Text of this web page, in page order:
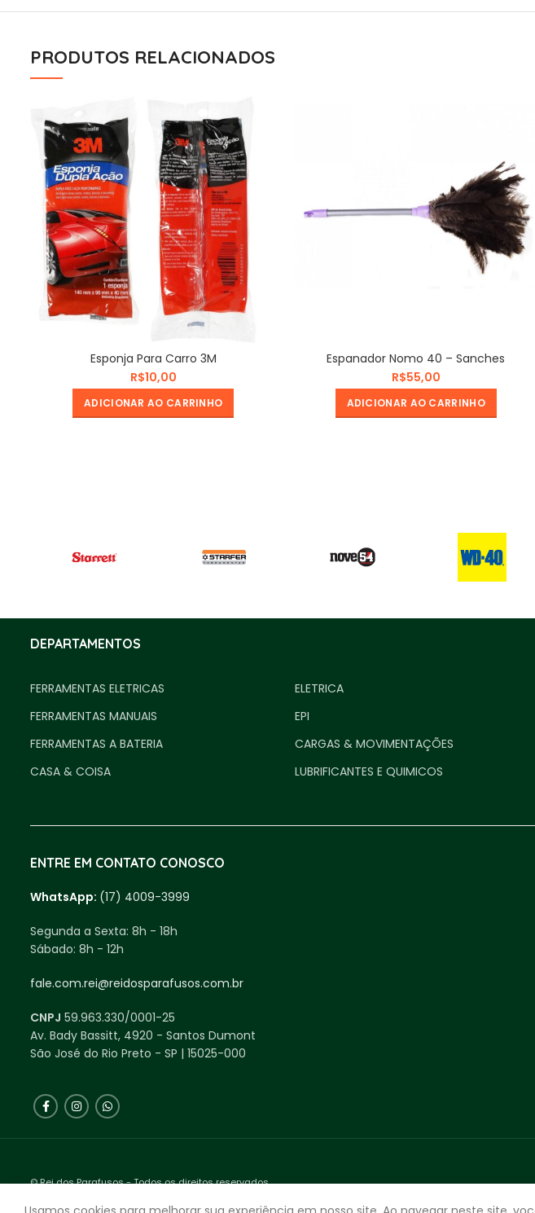
PRODUTOS RELACIONADOS
Esponja Para Carro 3M
R$
ADICIONAR AO CARRINHO
Espanador Nomo 40 – Sanches
R$
ADICIONAR AO CARRINHO
DEPARTAMENTOS
FERRAMENTAS ELETRICAS
FERRAMENTAS MANUAIS
FERRAMENTAS A BATERIA
CASA & COISA
ELETRICA
EPI
CARGAS & MOVIMENTAÇÕES
LUBRIFICANTES E QUIMICOS
ENTRE EM CONTATO CONOSCO
WhatsApp: (17) 4009-3999
Segunda a Sexta: 8h - 18h
Sábado: 8h - 12h
fale.com.rei@reidosparafusos.com.br
CNPJ 59.963.330/0001-25
Av. Bady Bassitt, 4920 - Santos Dumont
São José do Rio Preto - SP | 15025-000
© Rei dos Parafusos - Todos os direitos reservados.